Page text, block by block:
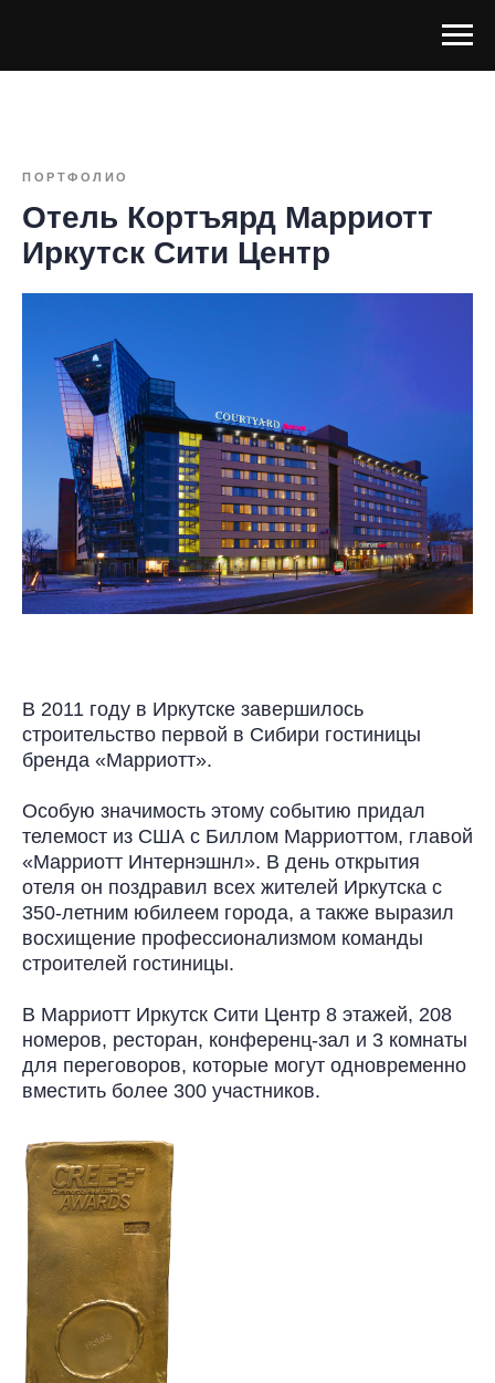
ПОРТФОЛИО
Отель Кортъярд Марриотт
Иркутск Сити Центр
В 2011 году в Иркутске завершилось
строительство первой в Сибири гостиницы
бренда «Марриотт».
Особую значимость этому событию придал
телемост из США с Биллом Марриоттом, главой
«Марриотт Интернэшнл». В день открытия
отеля он поздравил всех жителей Иркутска с
350-летним юбилеем города, а также выразил
восхищение профессионализмом команды
строителей гостиницы.
В Марриотт Иркутск Сити Центр 8 этажей, 208
номеров, ресторан, конференц-зал и 3 комнаты
для переговоров, которые могут одновременно
вместить более 300 участников.